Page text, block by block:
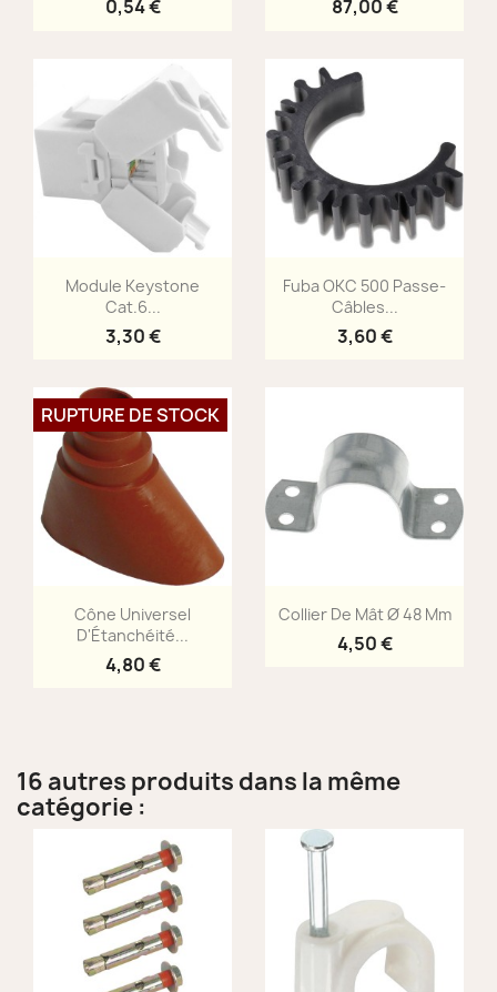
0,54 € 87,00 €
Aperçu rapide
Module Keystone
Cat.6...
3,30 €
Aperçu rapide
Fuba OKC 500 Passe-
Câbles...
3,60 €
Aperçu rapide
Cône Universel
D'Étanchéité...
4,80 €
RUPTURE DE STOCK
Aperçu rapide
Collier De Mât Ø 48 Mm
4,50 €
16 autres produits dans la même
catégorie :